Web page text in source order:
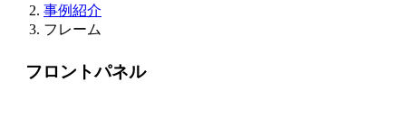
事例紹介
フレーム
フロントパネル